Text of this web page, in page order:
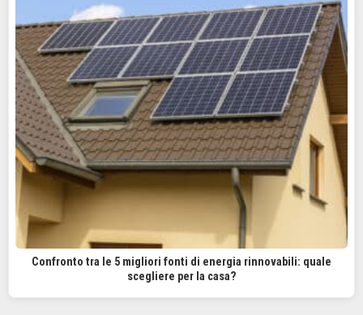
Confronto tra le 5 migliori fonti di energia rinnovabili: quale
scegliere per la casa?